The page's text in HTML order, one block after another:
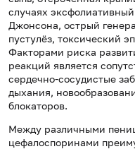
случаях
Джонсона, острый
пустулёз, токсический
Факторами риска
реакций является
сердечно-сосудистые
дыхания,
блокаторов.
Между различными
цефалоспоринами